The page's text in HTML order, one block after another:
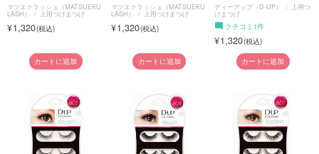
マツエクラッシュ（MATSUEKU
LASH） 上用つけまつげ
1,320
カートに追加
マツエクラッシュ（MATSUEKU
LASH） 上用つけまつげ
1,320
カートに追加
ディーアップ（D-UP） 上用つ
けまつげ
クチコミ1件
1,320
カートに追加